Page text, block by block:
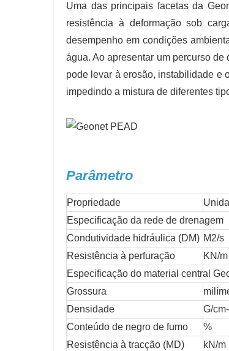
Uma das principais facetas da
resistência à deformação sob
desempenho em condições
água. Ao apresentar um percurso
pode levar à erosão, instabilidade e
impedindo a mistura de diferentes
Parâmetro
Propriedade
Especificação da rede de drenagem
Condutividade hidráulica (DM) M2/s
Resistência à perfuração
KN/m
Especificação do material central
Grossura
Densidade
G/
Conteúdo de negro de fumo
%
Resistência à tracção (MD)
kN/m